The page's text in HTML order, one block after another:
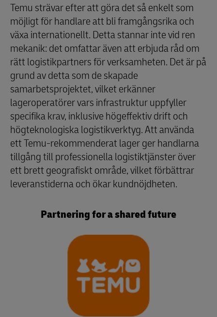
Temu strävar efter att göra det så enkelt som
möjligt för handlare att bli framgångsrika och
växa internationellt. Detta stannar inte vid ren
mekanik: det omfattar även att erbjuda råd om
rätt logistikpartners för verksamheten. Det är på
grund av detta som de skapade
samarbetsprojektet, vilket erkänner
lageroperatörer vars infrastruktur uppfyller
specifika krav, inklusive högeffektiv drift och
högteknologiska logistikverktyg. Att använda
ett Temu-rekommenderat lager ger handlarna
tillgång till professionella logistiktjänster över
ett brett geografiskt område, vilket förbättrar
leveranstiderna och ökar kundnöjdheten.
Partnering for a shared future